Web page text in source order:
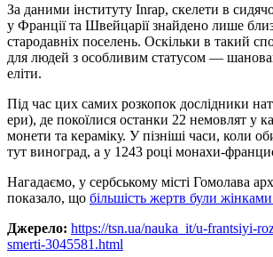
За даними інституту Inrap, скелети в
у Франції та Швейцарії знайдено лише
стародавніх поселень. Оскільки в такий
для людей з особливим статусом —
еліти.
Під час цих самих розкопок дослідники
ери), де покоїлися останки 22 немовлят у
монети та кераміку. У пізніші часи, коли
тут виноград, а у 1243 році монахи-
Нагадаємо, у сербському місті Гомолава
показало, що більшість жертв були
Джерело: https://tsn.ua/nauka_it/u-frantsiyi-
smerti-3045581.html